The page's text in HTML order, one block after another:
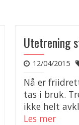
Utetrening
12/04/2015
Nå er
tas i bruk.
ikke helt
Les mer